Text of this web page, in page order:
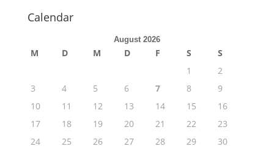
Calendar
August 2026
M D M D F S
S
1
2
3
4 5 6 7 8
9
10
11 12 13 14 15
16
17
18 19 20 21 22
23
24
25 26 27 28 29
30